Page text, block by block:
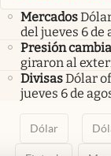
Mercados
del jueves 6
Presión
giraron al
DivisasDólar
jueves 6 de
Dólar